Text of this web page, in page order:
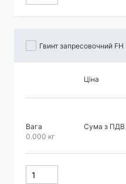
Гвинт запресовочний
Ціна
Вага
0.000 кг
Сума з ПДВ